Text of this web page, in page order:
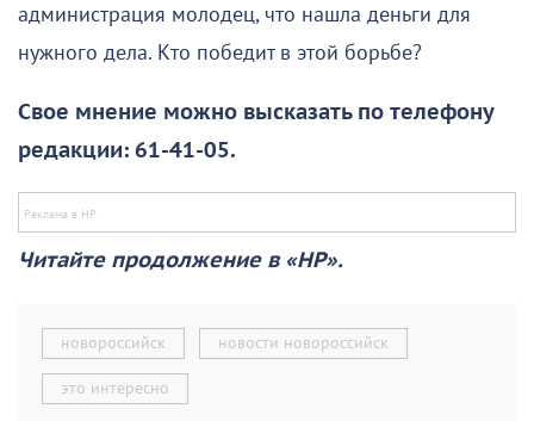
администрация молодец, что нашла деньги для
нужного дела. Кто победит в этой борьбе?
Свое мнение можно высказать по телефону
редакции: 61-41-05.
Читайте продолжение в «НР».
новороссийск новости новороссийск
это интересно